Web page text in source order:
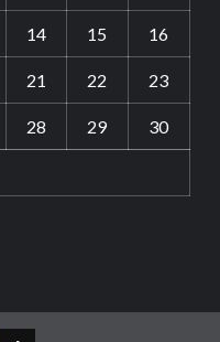
14 15 16
21 22 23
28 29 30